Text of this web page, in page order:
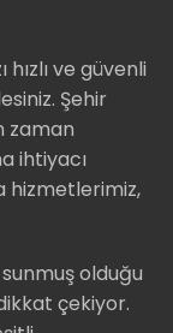
hızlı ve güvenli
Şehir
zaman
ihtiyacı
hizmetlerimiz,
olduğu
çekiyor.